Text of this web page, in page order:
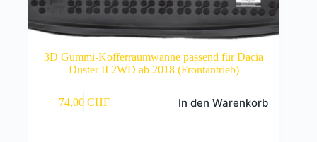
3D Gummi-Kofferraumwanne passend für Dacia
Duster II 2WD ab 2018 (Frontantrieb)
74,00 CHF In den Warenkorb